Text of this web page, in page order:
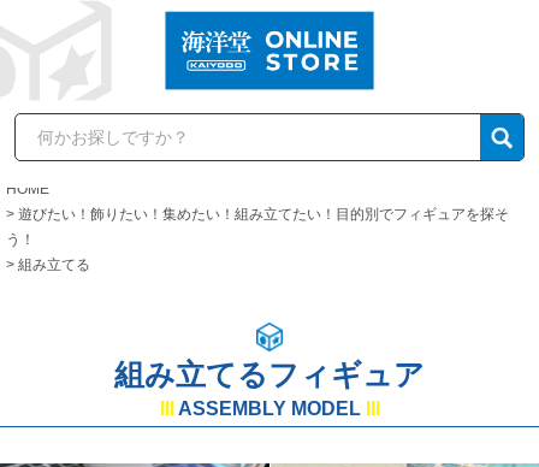
HOME
遊びたい！飾りたい！集めたい！組み立てたい！目的別でフィギュアを探そ
う！
組み立てる
組み立てるフィギュア
ASSEMBLY MODELlll